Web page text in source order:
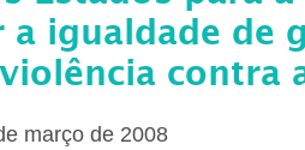
a igualdade de
contra
março de 2008